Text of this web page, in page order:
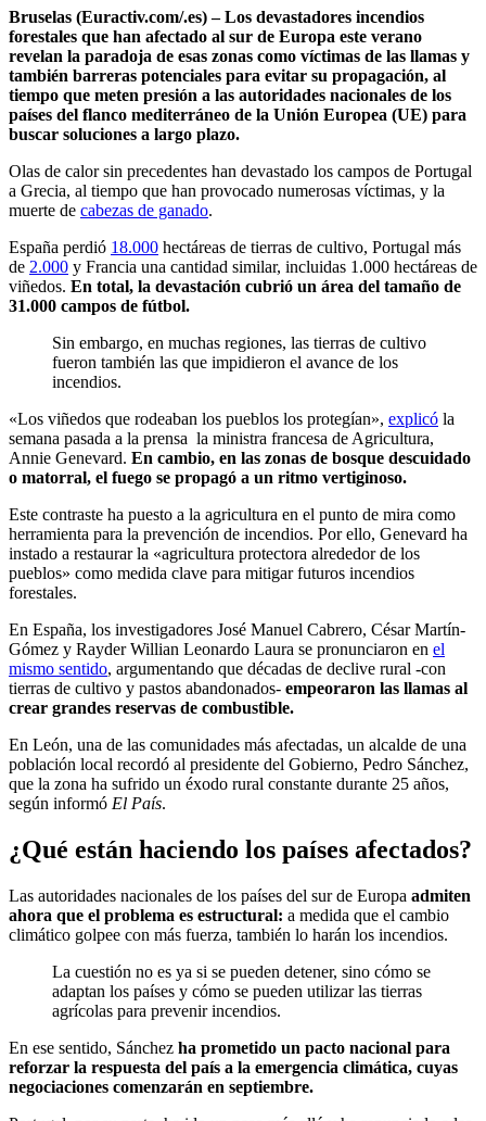
Bruselas (Euractiv.com/.es) – Los devastadores incendios
forestales que han afectado al sur de Europa este verano
revelan la paradoja de esas zonas como víctimas de las llamas y
también barreras potenciales para evitar su propagación, al
tiempo que meten presión a las autoridades nacionales de los
países del flanco mediterráneo de la Unión Europea (UE) para
buscar soluciones a largo plazo.
Olas de calor sin precedentes han devastado los campos de Portugal
a Grecia, al tiempo que han provocado numerosas víctimas, y la
muerte de cabezas de ganado.
España perdió 18.000 hectáreas de tierras de cultivo, Portugal más
de 2.000 y Francia una cantidad similar, incluidas 1.000 hectáreas de
viñedos. En total, la devastación cubrió un área del tamaño de
31.000 campos de fútbol.
Sin embargo, en muchas regiones, las tierras de cultivo
fueron también las que impidieron el avance de los
incendios.
«Los viñedos que rodeaban los pueblos los protegían», explicó la
semana pasada a la prensa la ministra francesa de Agricultura,
Annie Genevard. En cambio, en las zonas de bosque descuidado
o matorral, el fuego se propagó a un ritmo vertiginoso.
Este contraste ha puesto a la agricultura en el punto de mira como
herramienta para la prevención de incendios. Por ello, Genevard ha
instado a restaurar la «agricultura protectora alrededor de los
pueblos» como medida clave para mitigar futuros incendios
forestales.
En España, los investigadores José Manuel Cabrero, César Martín-
Gómez y Rayder Willian Leonardo Laura se pronunciaron en el
mismo sentido, argumentando que décadas de declive rural -con
tierras de cultivo y pastos abandonados- empeoraron las llamas al
crear grandes reservas de combustible.
En León, una de las comunidades más afectadas, un alcalde de una
población local recordó al presidente del Gobierno, Pedro Sánchez,
que la zona ha sufrido un éxodo rural constante durante 25 años,
según informó El País.
¿Qué están haciendo los países afectados?
Las autoridades nacionales de los países del sur de Europa admiten
ahora que el problema es estructural: a medida que el cambio
climático golpee con más fuerza, también lo harán los incendios.
La cuestión no es ya si se pueden detener, sino cómo se
adaptan los países y cómo se pueden utilizar las tierras
agrícolas para prevenir incendios.
En ese sentido, Sánchez ha prometido un pacto nacional para
reforzar la respuesta del país a la emergencia climática, cuyas
negociaciones comenzarán en septiembre.